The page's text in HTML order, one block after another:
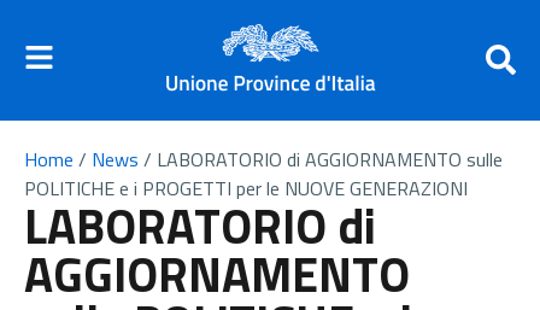
Home / News / LABORATORIO di AGGIORNAMENTO sulle
POLITICHE e i PROGETTI per le NUOVE GENERAZIONI
LABORATORIO di
AGGIORNAMENTO